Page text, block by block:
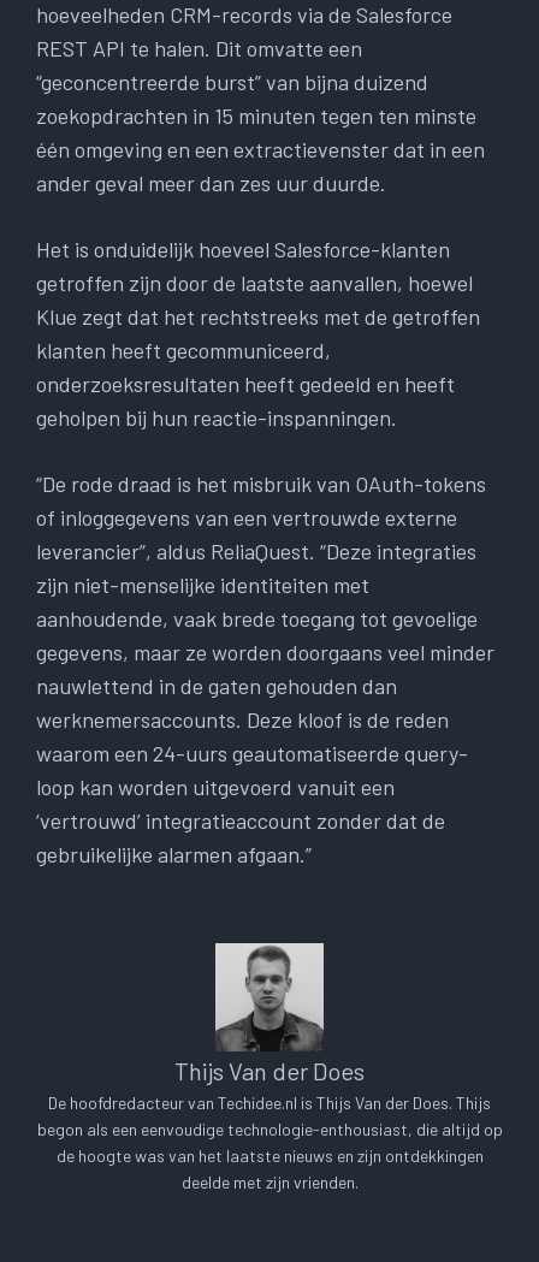
hoeveelheden CRM-records via de Salesforce
REST API te halen. Dit omvatte een
“geconcentreerde burst” van bijna duizend
zoekopdrachten in 15 minuten tegen ten minste
één omgeving en een extractievenster dat in een
ander geval meer dan zes uur duurde.
Het is onduidelijk hoeveel Salesforce-klanten
getroffen zijn door de laatste aanvallen, hoewel
Klue zegt dat het rechtstreeks met de getroffen
klanten heeft gecommuniceerd,
onderzoeksresultaten heeft gedeeld en heeft
geholpen bij hun reactie-inspanningen.
“De rode draad is het misbruik van OAuth-tokens
of inloggegevens van een vertrouwde externe
leverancier”, aldus ReliaQuest. “Deze integraties
zijn niet-menselijke identiteiten met
aanhoudende, vaak brede toegang tot gevoelige
gegevens, maar ze worden doorgaans veel minder
nauwlettend in de gaten gehouden dan
werknemersaccounts. Deze kloof is de reden
waarom een ​​24-uurs geautomatiseerde query-
loop kan worden uitgevoerd vanuit een
‘vertrouwd’ integratieaccount zonder dat de
gebruikelijke alarmen afgaan.”
Thijs Van der Does
De hoofdredacteur van Techidee.nl is Thijs Van der Does. Thijs
begon als een eenvoudige technologie-enthousiast, die altijd op
de hoogte was van het laatste nieuws en zijn ontdekkingen
deelde met zijn vrienden.